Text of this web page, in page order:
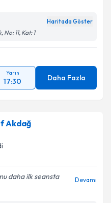
Haritada Göster
11, Kat: 1
Yarın
17:30 Daha Fazla
Akdağ
daha ilk seansta
Devamı